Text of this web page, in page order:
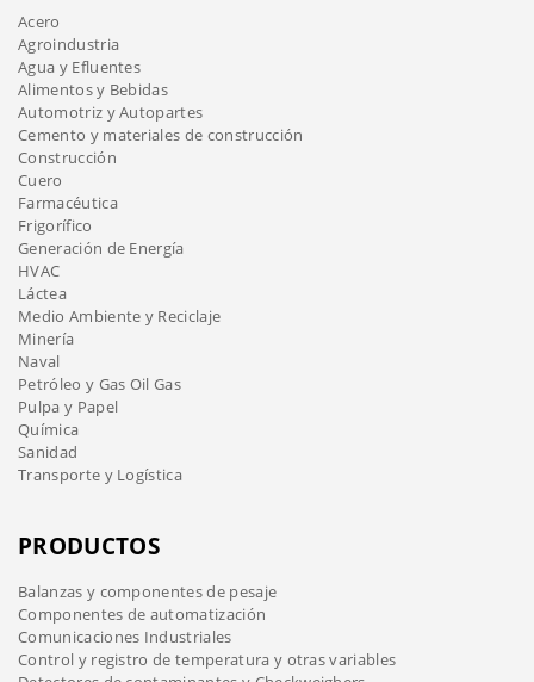
Acero
Agroindustria
Agua y Efluentes
Alimentos y Bebidas
Automotriz y Autopartes
Cemento y materiales de construcción
Construcción
Cuero
Farmacéutica
Frigorífico
Generación de Energía
HVAC
Láctea
Medio Ambiente y Reciclaje
Minería
Naval
Petróleo y Gas Oil Gas
Pulpa y Papel
Química
Sanidad
Transporte y Logística
PRODUCTOS
Balanzas y componentes de pesaje
Componentes de automatización
Comunicaciones Industriales
Control y registro de temperatura y otras variables